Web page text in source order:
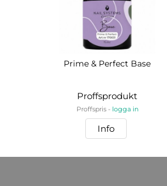
Prime & Perfect Base
Proffsprodukt
Proffspris - logga in
Info